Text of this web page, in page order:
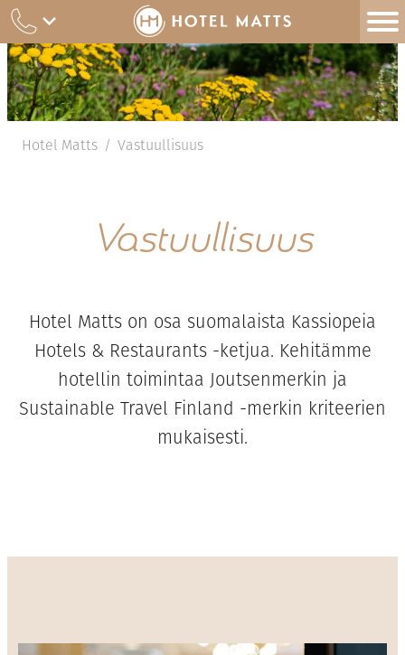
Siirry
sisältöön
Hotel Matts / Vastuullisuus
Vastuullisuus
Hotel Matts on osa suomalaista Kassiopeia
Hotels & Restaurants -ketjua. Kehitämme
hotellin toimintaa Joutsenmerkin ja
Sustainable Travel Finland -merkin kriteerien
mukaisesti.